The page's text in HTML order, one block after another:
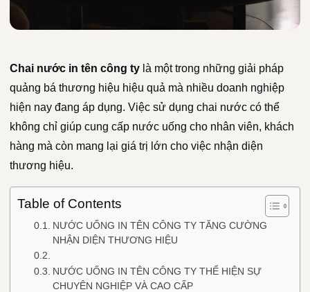
Chai nước in tên công ty là một trong những giải pháp
quảng bá thương hiệu hiệu quả mà nhiều doanh nghiệp
hiện nay đang áp dụng. Việc sử dụng chai nước có thể
không chỉ giúp cung cấp nước uống cho nhân viên, khách
hàng mà còn mang lại giá trị lớn cho việc nhận diện
thương hiệu.
Table of Contents
NƯỚC UỐNG IN TÊN CÔNG TY TĂNG CƯỜNG
NHẬN DIỆN THƯƠNG HIỆU
NƯỚC UỐNG IN TÊN CÔNG TY THỂ HIỆN SỰ
CHUYÊN NGHIỆP VÀ CAO CẤP